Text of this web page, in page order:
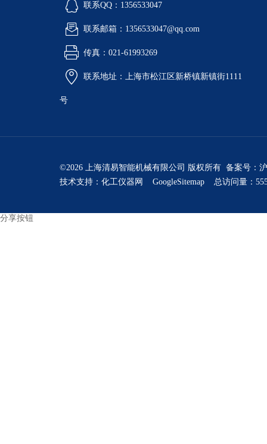
联系QQ：1356533047
联系邮箱：1356533047@qq.com
传真：021-61993269
联系地址：上海市松江区新桥镇新镇街1111
号
©2026 上海清易智能机械有限公司 版权所有 备案号：
技术支持： 化工仪器网 GoogleSitemap 总访问量：
分享按钮